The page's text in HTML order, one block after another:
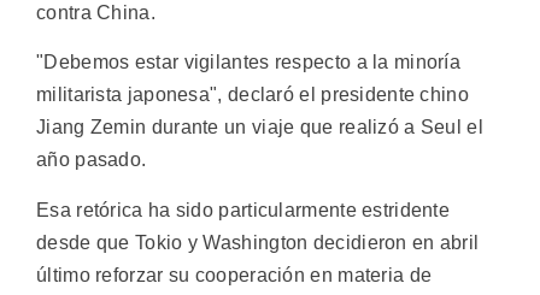
contra China.
"Debemos estar vigilantes respecto a la minoría
militarista japonesa", declaró el presidente chino
Jiang Zemin durante un viaje que realizó a Seul el
año pasado.
Esa retórica ha sido particularmente estridente
desde que Tokio y Washington decidieron en abril
último reforzar su cooperación en materia de